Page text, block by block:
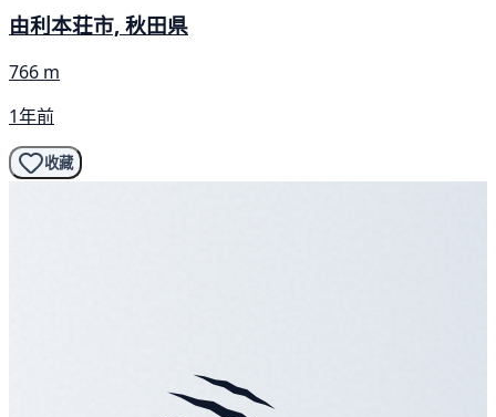
由利本荘市, 秋田県
766 m
1年前
收藏